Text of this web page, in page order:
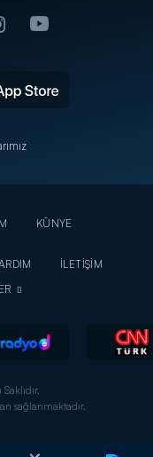
KÜNYE
İLETİŞİM
sağlanmaktadır.